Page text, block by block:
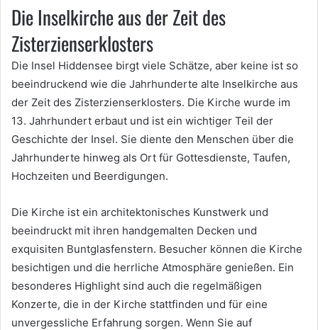
Die Inselkirche aus der Zeit des
Zisterzienserklosters
Die Insel Hiddensee birgt viele Schätze, aber keine ist so
beeindruckend wie die Jahrhunderte alte Inselkirche aus
der Zeit des Zisterzienserklosters. Die Kirche wurde im
13. Jahrhundert erbaut und ist ein wichtiger Teil der
Geschichte der Insel. Sie diente den Menschen über die
Jahrhunderte hinweg als Ort für Gottesdienste, Taufen,
Hochzeiten und Beerdigungen.
Die Kirche ist ein architektonisches Kunstwerk und
beeindruckt mit ihren handgemalten Decken und
exquisiten Buntglasfenstern. Besucher können die Kirche
besichtigen und die herrliche Atmosphäre genießen. Ein
besonderes Highlight sind auch die regelmäßigen
Konzerte, die in der Kirche stattfinden und für eine
unvergessliche Erfahrung sorgen. Wenn Sie auf